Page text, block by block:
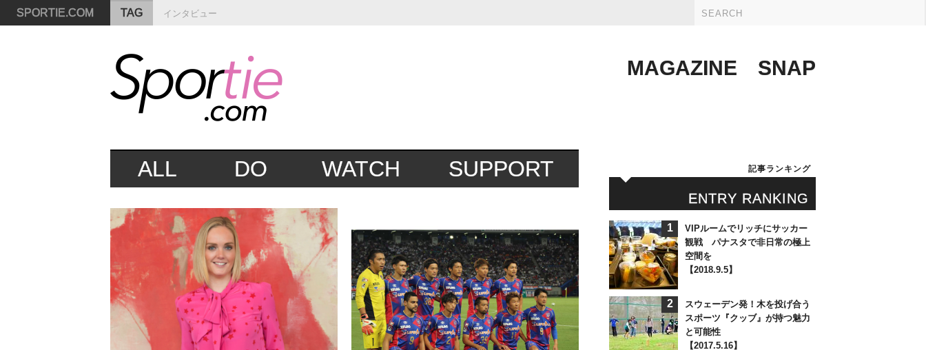
SPORTIE.COM TAG インタビュー
MAGAZINE SNAP
ALL DO WATCH SUPPORT
ENTRY RANKING
記事ランキング
1
VIPルームでリッチにサッカー
観戦 パナスタで非日常の極上
空間を
【2018.9.5】
2
スウェーデン発！木を投げ合う
スポーツ『クッブ』が持つ魅力
と可能性
【2017.5.16】